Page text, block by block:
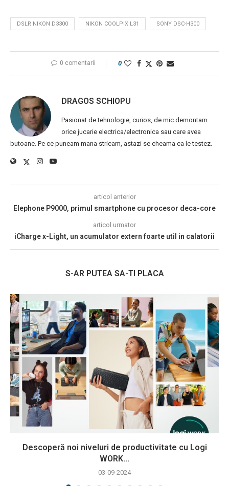
DSLR NIKON D3300 NIKON COOLPIX L31 SONY DSC-H300
0 comentarii 0
DRAGOS SCHIOPU
Pasionat de tehnologie, curios, de mic demontam
orice jucarie electrica/electronica sau care avea
butoane. Pe ce puneam mana stricam, astazi se cheama ca le testez.
articol anterior
Elephone P9000, primul smartphone cu procesor deca-core
articol urmator
iCharge x-Light, un acumulator extern foarte util in calatorii
S-AR PUTEA SA-TI PLACA
Descoperă noi niveluri de productivitate cu Logi
WORK...
03-09-2024